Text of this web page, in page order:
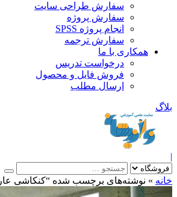
سفارش طراحی سایت
سفارش پروژه
انجام پروژه SPSS
سفارش ترجمه
همکاری با ما
درخواست تدریس
فروش فایل و محصول
ارسال مطلب
»نوشته‌های برچسب شده “کنکاشی عارفانه”